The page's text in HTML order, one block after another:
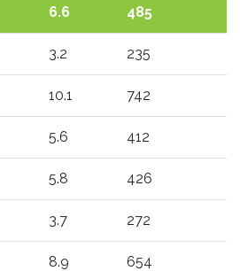
6.6 485
3.2 235
10.1 742
5.6 412
5.8 426
3.7 272
8.9 654